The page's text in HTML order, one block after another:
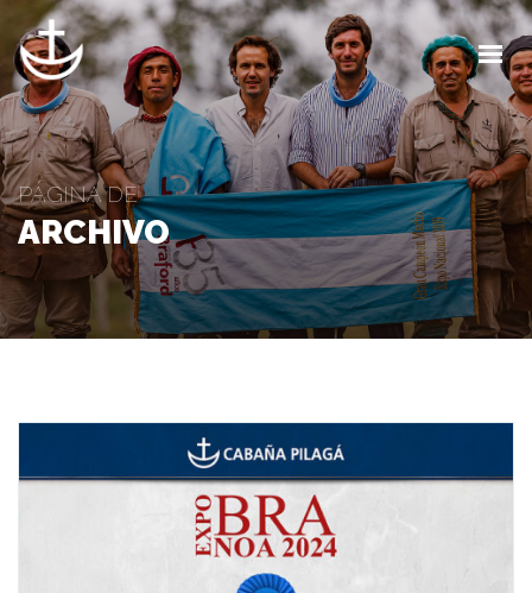
INICIO
LA CABAÑA
CALENDARIO
BLOG
CONTACTO
PÁGINA DE
ARCHIVO